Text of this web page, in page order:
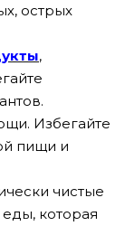
острых
,
Избегайте
пищи и
чистые
которая